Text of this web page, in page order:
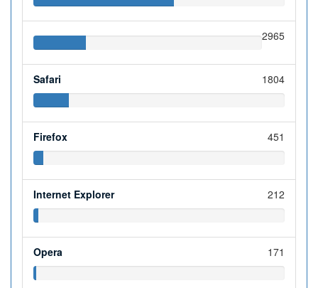
2965
Safari 1804
Firefox 451
Internet Explorer 212
Opera 171